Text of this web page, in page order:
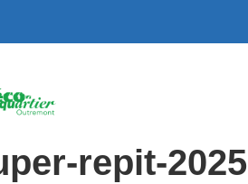
repit-2025